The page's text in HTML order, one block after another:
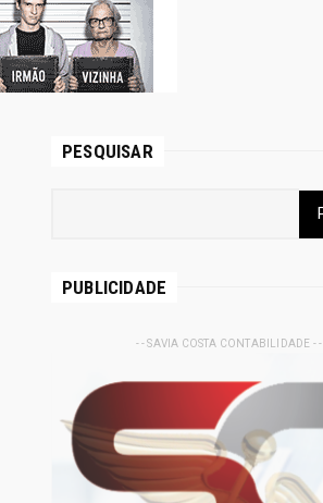
PESQUISAR
PUBLICIDADE
- - SAVIA COSTA CONTABILIDADE - -